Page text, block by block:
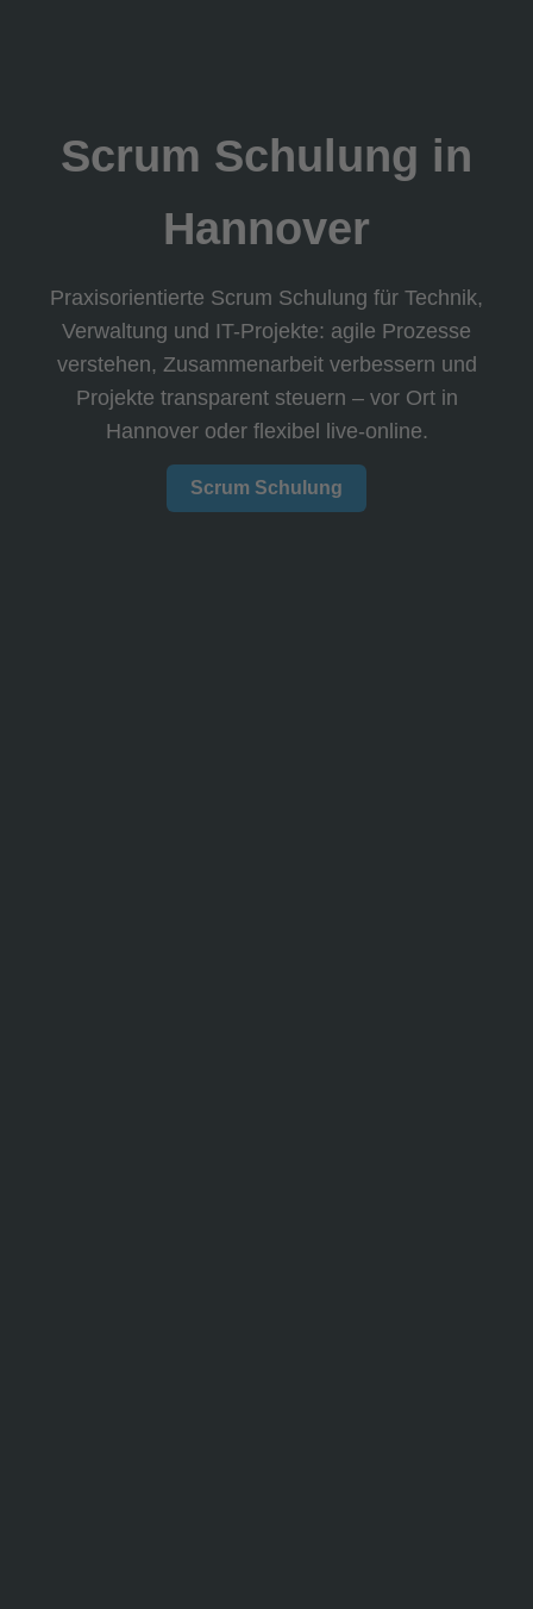
Scrum Schulung in
Hannover
Praxisorientierte Scrum Schulung für Technik,
Verwaltung und IT-Projekte: agile Prozesse
verstehen, Zusammenarbeit verbessern und
Projekte transparent steuern – vor Ort in
Hannover oder flexibel live-online.
Scrum Schulung